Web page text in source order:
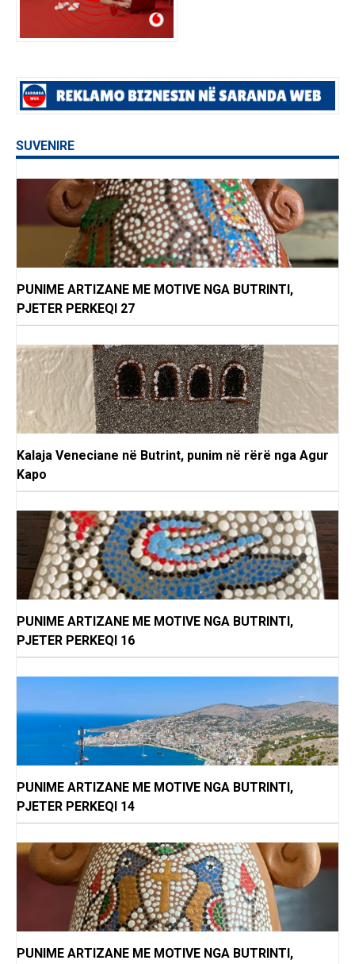
SUVENIRE
PUNIME ARTIZANE ME MOTIVE NGA BUTRINTI,
PJETER PERKEQI 27
Kalaja Veneciane në Butrint, punim në rërë nga Agur
Kapo
PUNIME ARTIZANE ME MOTIVE NGA BUTRINTI,
PJETER PERKEQI 16
PUNIME ARTIZANE ME MOTIVE NGA BUTRINTI,
PJETER PERKEQI 14
PUNIME ARTIZANE ME MOTIVE NGA BUTRINTI,